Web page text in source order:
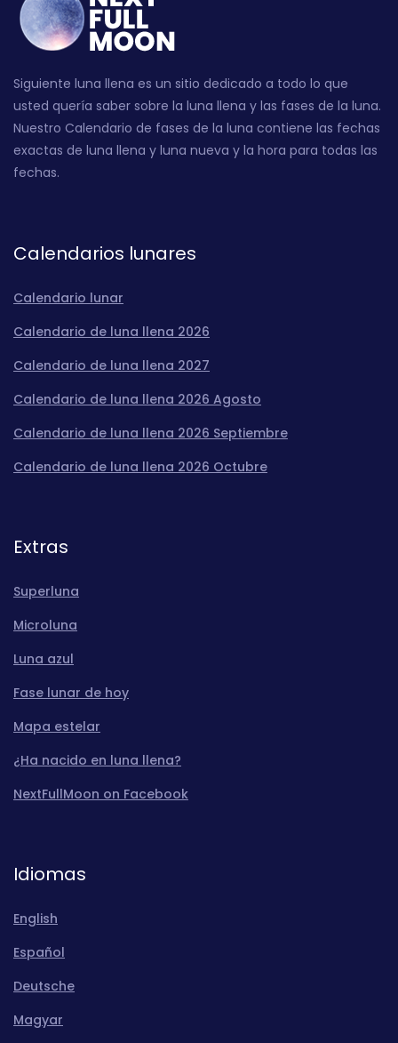
Siguiente luna llena es un sitio dedicado a todo lo que
usted quería saber sobre la luna llena y las fases de la luna.
Nuestro Calendario de fases de la luna contiene las fechas
exactas de luna llena y luna nueva y la hora para todas las
fechas.
Calendarios lunares
Calendario lunar
Calendario de luna llena 2026
Calendario de luna llena 2027
Calendario de luna llena 2026 Agosto
Calendario de luna llena 2026 Septiembre
Calendario de luna llena 2026 Octubre
Extras
Superluna
Microluna
Luna azul
Fase lunar de hoy
Mapa estelar
¿Ha nacido en luna llena?
NextFullMoon on Facebook
Idiomas
English
Español
Deutsche
Magyar